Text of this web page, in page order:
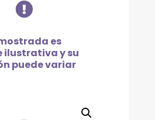

es
ilustrativa y su
puede variar